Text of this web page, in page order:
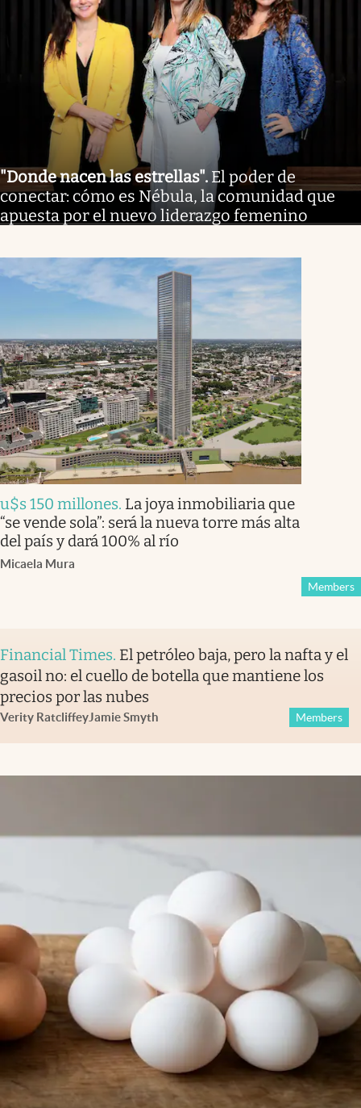
"Donde nacen las estrellas". El poder de
conectar: cómo es Nébula, la comunidad que
apuesta por el nuevo liderazgo femenino
u$s 150 millones. La joya inmobiliaria que
“se vende sola”: será la nueva torre más alta
del país y dará 100% al río
Micaela Mura
Members
Financial Times. El petróleo baja, pero la nafta y el
gasoil no: el cuello de botella que mantiene los
precios por las nubes
Verity RatcliffeyJamie Smyth Members